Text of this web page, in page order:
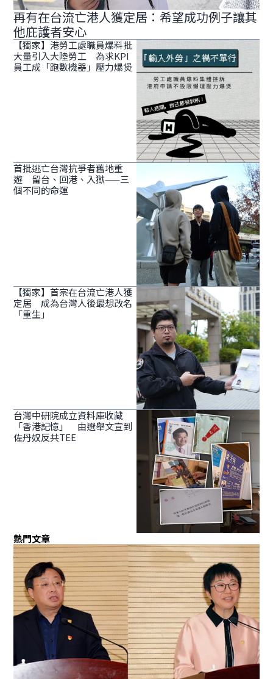
再有在台流亡港人獲定居：希望成功例子讓其
他庇護者安心
【獨家】港勞工處職員爆料批
大量引入大陸勞工 為求KPI
員工成「跑數機器」壓力爆煲
首批逃亡台灣抗爭者舊地重
遊 留台、回港、入獄——三
個不同的命運
【獨家】首宗在台流亡港人獲
定居 成為台灣人後最想改名
「重生」
台灣中研院成立資料庫收藏
「香港記憶」 由選舉文宣到
佐丹奴反共TEE
熱門文章